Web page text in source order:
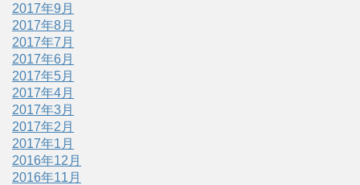
2017年9月
2017年8月
2017年7月
2017年6月
2017年5月
2017年4月
2017年3月
2017年2月
2017年1月
2016年12月
2016年11月